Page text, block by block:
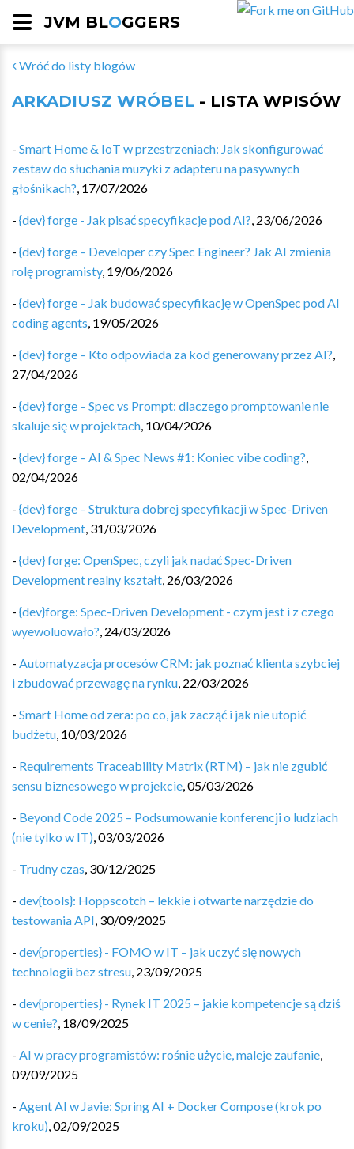
JVM BLOGGERS
Wróć do listy blogów
ARKADIUSZ WRÓBEL - LISTA WPISÓW
- Smart Home & IoT w przestrzeniach: Jak skonfigurować
zestaw do słuchania muzyki z adapteru na pasywnych
głośnikach?, 17/07/2026
- {dev} forge - Jak pisać specyfikacje pod AI?, 23/06/2026
- {dev} forge – Developer czy Spec Engineer? Jak AI zmienia
rolę programisty, 19/06/2026
- {dev} forge – Jak budować specyfikację w OpenSpec pod AI
coding agents, 19/05/2026
- {dev} forge – Kto odpowiada za kod generowany przez AI?,
27/04/2026
- {dev} forge – Spec vs Prompt: dlaczego promptowanie nie
skaluje się w projektach, 10/04/2026
- {dev} forge – AI & Spec News #1: Koniec vibe coding?,
02/04/2026
- {dev} forge – Struktura dobrej specyfikacji w Spec-Driven
Development, 31/03/2026
- {dev} forge: OpenSpec, czyli jak nadać Spec-Driven
Development realny kształt, 26/03/2026
- {dev}forge: Spec-Driven Development - czym jest i z czego
wyewoluowało?, 24/03/2026
- Automatyzacja procesów CRM: jak poznać klienta szybciej
i zbudować przewagę na rynku, 22/03/2026
- Smart Home od zera: po co, jak zacząć i jak nie utopić
budżetu, 10/03/2026
- Requirements Traceability Matrix (RTM) – jak nie zgubić
sensu biznesowego w projekcie,05/03/2026
- Beyond Code 2025 – Podsumowanie konferencji o ludziach
(nie tylko w IT),03/03/2026
- Trudny czas, 30/12/2025
- dev{tools}: Hoppscotch – lekkie i otwarte narzędzie do
testowania API, 30/09/2025
- dev{properties} - FOMO w IT – jak uczyć się nowych
technologii bez stresu, 23/09/2025
- dev{properties} - Rynek IT 2025 – jakie kompetencje są dziś
w cenie?, 18/09/2025
- AI w pracy programistów: rośnie użycie, maleje zaufanie,
09/09/2025
- Agent AI w Javie: Spring AI + Docker Compose (krok po
kroku),02/09/2025